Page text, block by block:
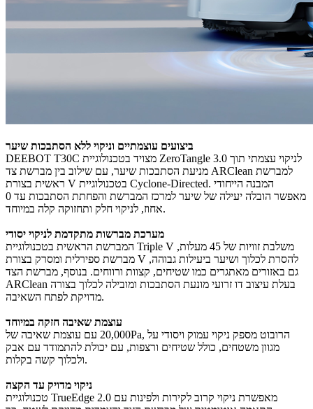
ביצועים עוצמתיים וניקוי ללא הסתבכות שיער
DEEBOT T30C מצויד בטכנולוגיית ZeroTangle 3.0 לניקוי עצמתי תוך
מניעת הסתבכות שיער, עם שילוב בין מברשת צד ARClean למברשת
ראשית בצורת V בטכנולוגיית Cyclone-Directed. המבנה הייחודי
מאפשר הובלה יעילה של שיער למרכז המברשת והפחתת הסתבכות עד 0
אחוז, לניקוי חלק ותחזוקה קלה במיוחד.
מערכת מברשות מתקדמת לניקוי יסודי
המברשת הראשית בטכנולוגיית Triple V משלבת זוויות של 45 מעלות,
מברשת ספירלית ומסרק בצורת V להסרת לכלוך ושיער ביעילות גבוהה,
גם באזורים מאתגרים כמו שטיחים, קצוות ורווחים. בנוסף, מברשת הצד
ARClean בעלת עיצוב דו זרועי מונעת הסתבכות ומובילה לכלוך בצורה
מדויקת לפתח השאיבה.
עוצמת שאיבה חזקה במיוחד
עם עוצמת שאיבה של ‎20,000Pa‎, הרובוט מספק ניקוי עמוק ויסודי על
מגוון משטחים, כולל שטיחים ורצפות, עם יכולת להתמודד עם אבק
ולכלוך קשה בקלות.
ניקוי מדויק עד הקצה
טכנולוגיית TrueEdge 2.0 מאפשרת ניקוי קרוב לקירות ולפינות עם